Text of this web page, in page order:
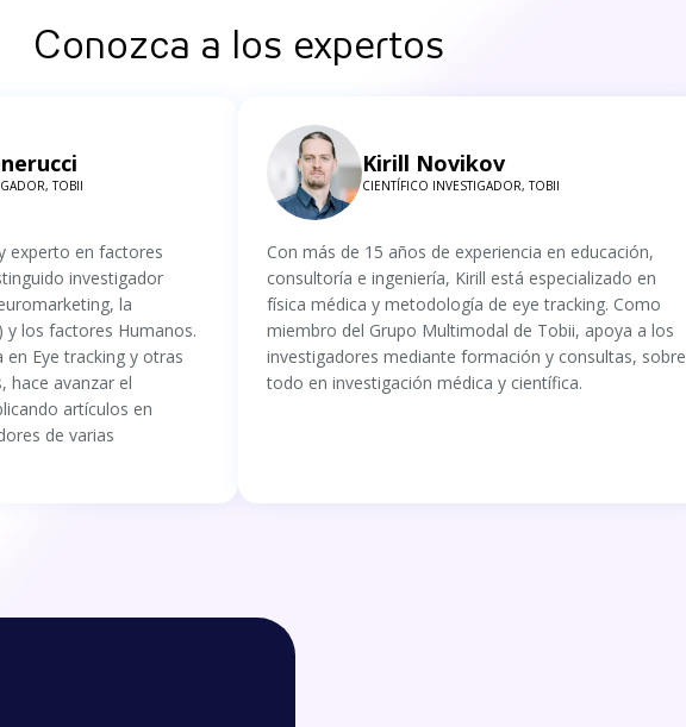
Conozca a los expertos
TOBII
experto en factores
investigador
la
y los factores Humanos.
en Eye tracking y otras
hace avanzar el
artículos en
de varias
Kirill Novikov
CIENTÍFICO INVESTIGADOR, TOBII
Con más de 15 años de experiencia en educación,
consultoría e ingeniería, Kirill está especializado en
física médica y metodología de eye tracking. Como
miembro del Grupo Multimodal de Tobii, apoya a los
investigadores mediante formación y consultas, sobre
todo en investigación médica y científica.